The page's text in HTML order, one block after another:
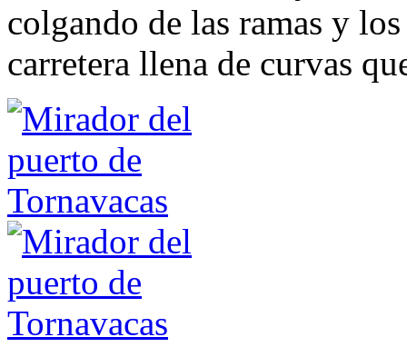
colgando de las ramas y
carretera llena de curvas